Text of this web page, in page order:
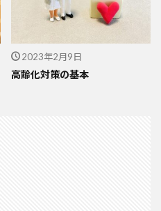
2023年2月9日
高齢化対策の基本